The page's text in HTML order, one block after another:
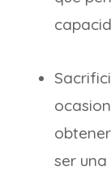
ser